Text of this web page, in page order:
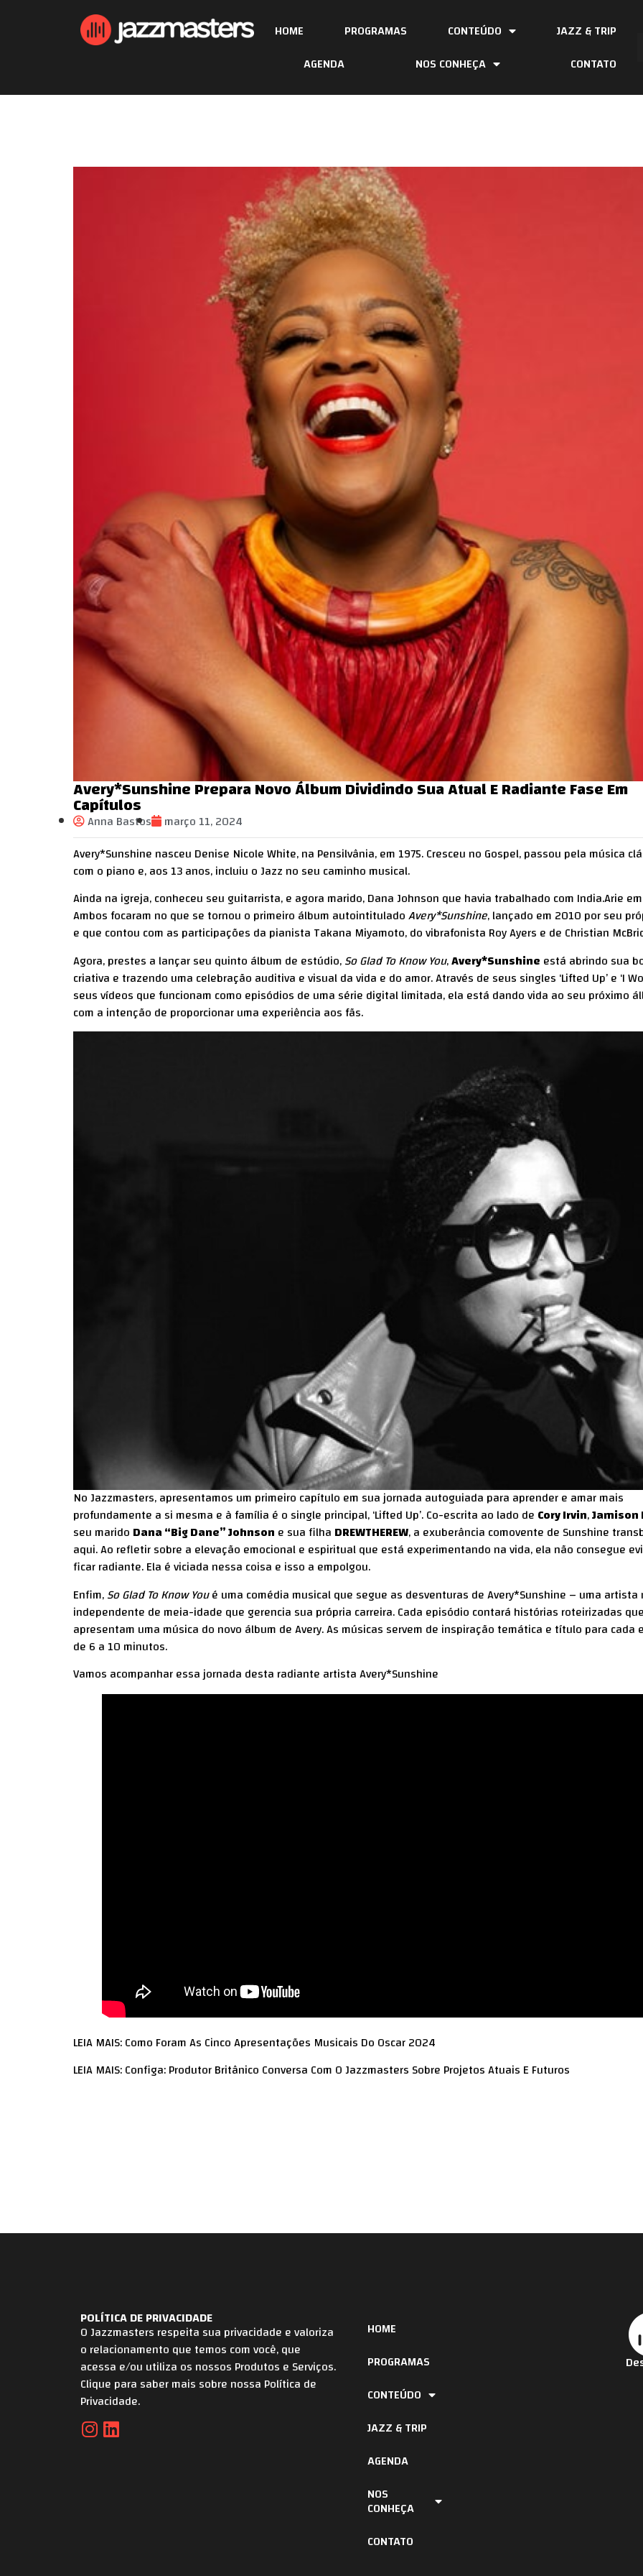
HOME PROGRAMAS CONTEÚDO
JAZZ & TRIP
AGENDA
NOS CONHEÇA CONTATO
Avery*Sunshine Prepara Novo Álbum Dividindo Sua Atual E Radiante Fase Em
Capítulos
Anna Bastos
março 11, 2024
Avery*Sunshine nasceu Denise Nicole White, na Pensilvânia, em 1975. Cresceu no Gospel, passou pela música
com o piano e, aos 13 anos, incluiu o Jazz no seu caminho musical.
Ainda na igreja, conheceu seu guitarrista, e agora marido, Dana Johnson que havia trabalhado com India.Arie
Ambos focaram no que se tornou o primeiro álbum autointituladoAvery*Sunshine, lançado em 2010 por seu
e que contou com as participações da pianista Takana Miyamoto, do vibrafonista Roy Ayers e de Christian
Agora, prestes a lançar seu quinto álbum de estúdio,So Glad To Know You,Avery*Sunshine está abrindo sua
criativa e trazendo uma celebração auditiva e visual da vida e do amor. Através de seus singles ‘Lifted Up’ e ‘I
seus vídeos que funcionam como episódios de uma série digital limitada, ela está dando vida ao seu próximo
com a intenção de proporcionar uma experiência aos fãs.
No Jazzmasters, apresentamos um primeiro capítulo em sua jornada autoguiada para aprender e amar mais
profundamente a si mesma e à família é o single principal, ‘Lifted Up’. Co-escrita ao lado de Cory Irvin,Jamison
seu marido Dana “Big Dane” Johnson e sua filha DREWTHEREW, a exuberância comovente de Sunshine
aqui. Ao refletir sobre a elevação emocional e espiritual que está experimentando na vida, ela não consegue
ficar radiante. Ela é viciada nessa coisa e isso a empolgou.
Enfim,So Glad To Know Youé uma comédia musical que segue as desventuras de Avery*Sunshine – uma artista
independente de meia-idade que gerencia sua própria carreira. Cada episódio contará histórias roteirizadas que
apresentam uma música do novo álbum de Avery. As músicas servem de inspiração temática e título para cada
de 6 a 10 minutos.
Vamos acompanhar essa jornada desta radiante artista Avery*Sunshine
LEIA MAIS: Como Foram As Cinco Apresentações Musicais Do Oscar 2024
LEIA MAIS: Configa: Produtor Britânico Conversa Com O Jazzmasters Sobre Projetos Atuais E Futuros
POLÍTICA DE PRIVACIDADE
O Jazzmasters respeita sua privacidade e valoriza
o relacionamento que temos com você, que
acessa e/ou utiliza os nossos Produtos e Serviços.
Clique para saber mais sobre nossa Política de
Privacidade.
HOME
PROGRAMAS
CONTEÚDO
JAZZ & TRIP
AGENDA
NOS
CONHEÇA
CONTATO